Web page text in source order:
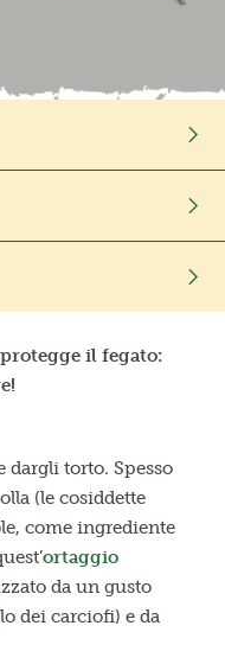
il fegato:
dargli torto. Spesso
(le cosiddette
come ingrediente
ortaggio
da un gusto
dei carciofi) e da